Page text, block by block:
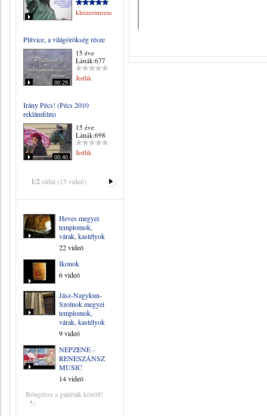
kleizerimrene
Plitvice, a világörökség része
00:29
15 éve
Látták:677
Jedlik
Irány Pécs! (Pécs 2010
reklámfilm)
00:40
15 éve
Látták:698
Jedlik
1/2oldal (15 videó)
Heves megyei
templomok,
várak, kastélyok
22 videó
Ikonok
6 videó
Jász-Nagykun-
Szolnok megyei
templomok,
várak, kastélyok
9 videó
NÉPZENE -
RENESZÁNSZ
MUSIC
14 videó
Böngéssz a galériák között!